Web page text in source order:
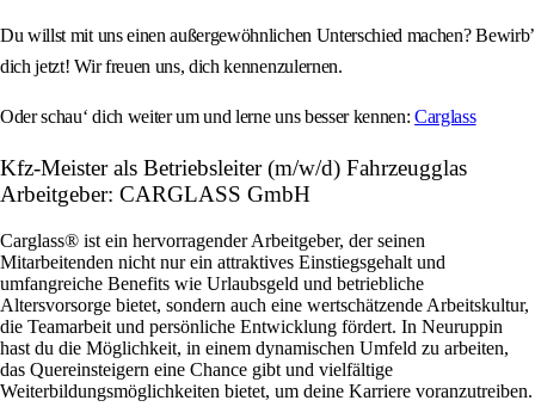
Du willst mit uns einen außergewöhnlichen Unterschied machen? Bewirb’
dich jetzt! Wir freuen uns, dich kennenzulernen.
Oder schau‘ dich weiter um und lerne uns besser kennen:Carglass
Kfz-Meister als Betriebsleiter (m/w/d) Fahrzeugglas
Arbeitgeber: CARGLASS GmbH
Carglass® ist ein hervorragender Arbeitgeber, der seinen
Mitarbeitenden nicht nur ein attraktives Einstiegsgehalt und
umfangreiche Benefits wie Urlaubsgeld und betriebliche
Altersvorsorge bietet, sondern auch eine wertschätzende Arbeitskultur,
die Teamarbeit und persönliche Entwicklung fördert. In Neuruppin
hast du die Möglichkeit, in einem dynamischen Umfeld zu arbeiten,
das Quereinsteigern eine Chance gibt und vielfältige
Weiterbildungsmöglichkeiten bietet, um deine Karriere voranzutreiben.